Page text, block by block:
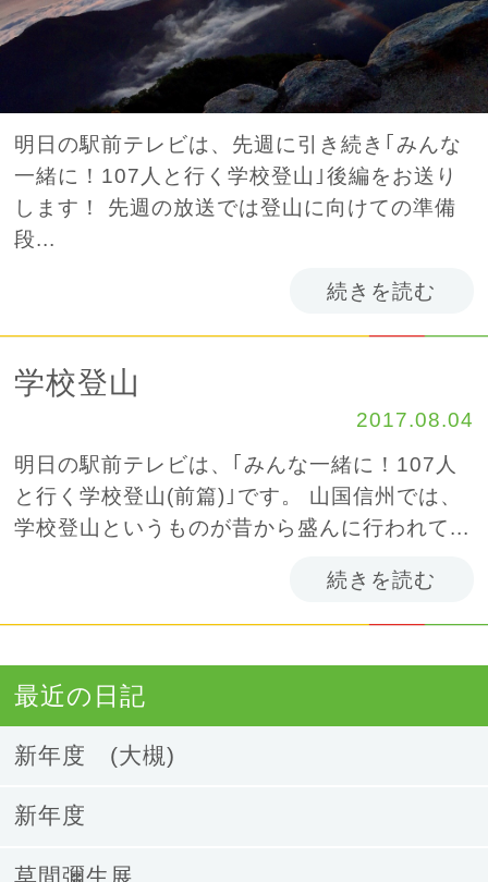
明日の駅前テレビは、先週に引き続き｢みんな
一緒に！107人と行く学校登山｣後編をお送り
します！ 先週の放送では登山に向けての準備
段...
続きを読む
学校登山
2017.08.04
明日の駅前テレビは、｢みんな一緒に！107人
と行く学校登山(前篇)｣です。 山国信州では、
学校登山というものが昔から盛んに行われて...
続きを読む
最近の日記
新年度 (大槻)
新年度